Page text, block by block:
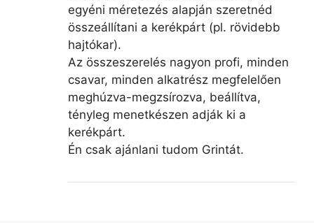
egyéni méretezés alapján szeretnéd
összeállítani a kerékpárt (pl. rövidebb
hajtókar).
Az összeszerelés nagyon profi, minden
csavar, minden alkatrész megfelelően
meghúzva-megzsírozva, beállítva,
tényleg menetkészen adják ki a
kerékpárt.
Én csak ajánlani tudom Grintát.